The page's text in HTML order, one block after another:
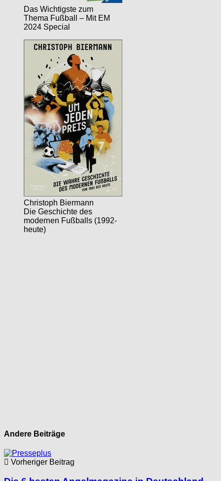
Das Wichtigste zum
Thema Fußball – Mit EM
2024 Special
Christoph Biermann
Die Geschichte des
modernen Fußballs (1992-
heute)
Andere Beiträge
Vorheriger Beitrag